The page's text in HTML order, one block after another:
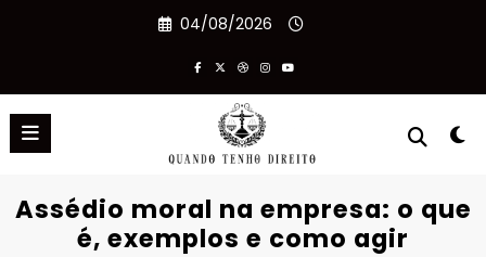
04/08/2026
Assédio moral na empresa: o que
é, exemplos e como agir